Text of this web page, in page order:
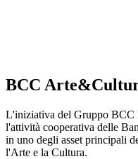
BCC
L'iniziativa del Gruppo BCC
l'attività cooperativa delle
in uno degli asset principali
l'Arte e la Cultura.